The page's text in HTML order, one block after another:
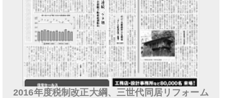
2016年度税制改正大綱、三世代同居リフォーム